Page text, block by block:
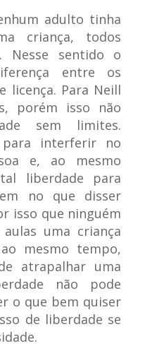
adulto tinha
criança, todos
Nesse sentido o
entre os
licença. Para Neill
porém isso não
sem limites.
interferir no
e, ao mesmo
liberdade para
no que disser
isso que ninguém
uma criança
mesmo tempo,
atrapalhar uma
não pode
o que bem quiser
de liberdade se